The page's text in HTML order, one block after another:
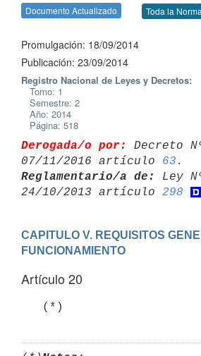
Documento Actualizado Toda la Norma
Promulgación: 18/09/2014
Publicación: 23/09/2014
Registro Nacional de Leyes y Decretos:
Tomo: 1
Semestre: 2
Año: 2014
Página: 518
Derogada/o por:
Decreto
07/11/2016 artículo 63
Reglamentario/a de:
Ley
24/10/2013 artículo 298
CAPITULO V. REQUISITOS
FUNCIONAMIENTO
Artículo 20
   (*)